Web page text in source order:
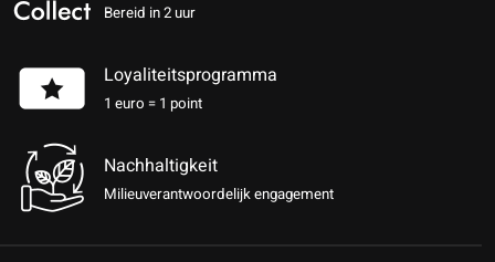
Bereid in 2 uur
Loyaliteitsprogramma
1 euro = 1 point
Nachhaltigkeit
Milieuverantwoordelijk engagement